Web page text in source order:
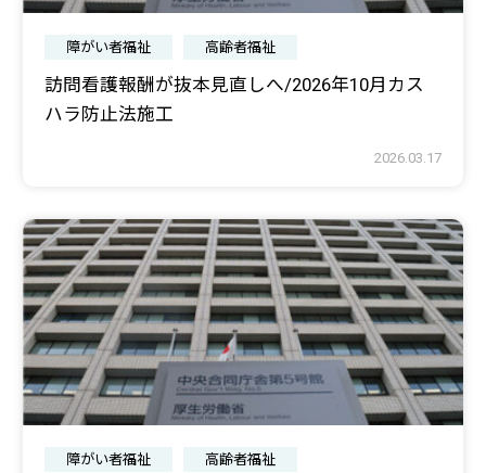
障がい者福祉 高齢者福祉
訪問看護報酬が抜本見直しへ/2026年10月カス
ハラ防止法施工
2026.03.17
障がい者福祉 高齢者福祉